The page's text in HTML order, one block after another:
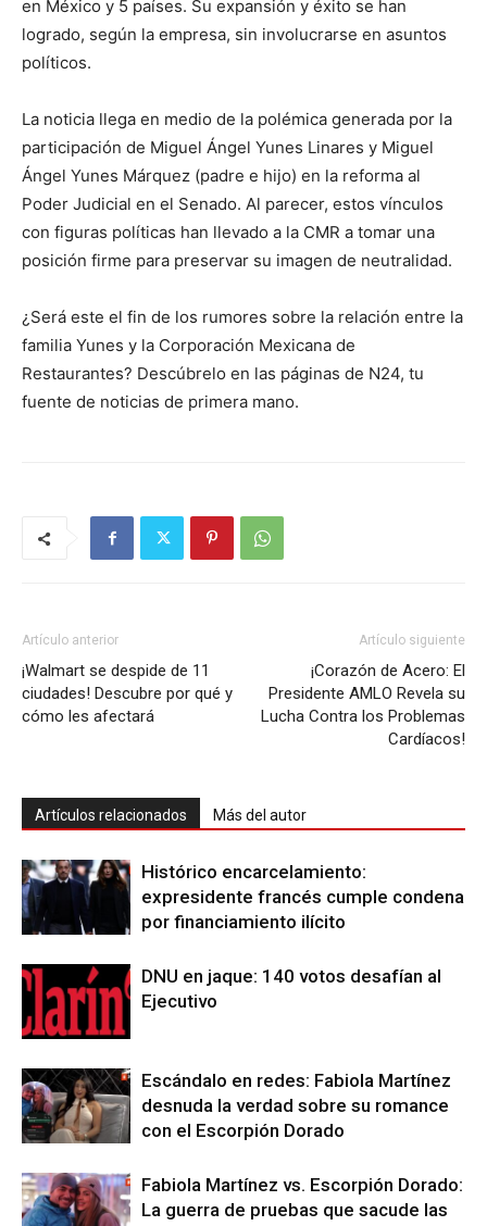
en México y 5 países. Su expansión y éxito se han
logrado, según la empresa, sin involucrarse en asuntos
políticos.
La noticia llega en medio de la polémica generada por la
participación de Miguel Ángel Yunes Linares y Miguel
Ángel Yunes Márquez (padre e hijo) en la reforma al
Poder Judicial en el Senado. Al parecer, estos vínculos
con figuras políticas han llevado a la CMR a tomar una
posición firme para preservar su imagen de neutralidad.
¿Será este el fin de los rumores sobre la relación entre la
familia Yunes y la Corporación Mexicana de
Restaurantes? Descúbrelo en las páginas de N24, tu
fuente de noticias de primera mano.
Artículo anterior
¡Walmart se despide de 11
ciudades! Descubre por qué y
cómo les afectará
Artículo siguiente
¡Corazón de Acero: El
Presidente AMLO Revela su
Lucha Contra los Problemas
Cardíacos!
Artículos relacionados Más del autor
Histórico encarcelamiento:
expresidente francés cumple condena
por financiamiento ilícito
DNU en jaque: 140 votos desafían al
Ejecutivo
Escándalo en redes: Fabiola Martínez
desnuda la verdad sobre su romance
con el Escorpión Dorado
Fabiola Martínez vs. Escorpión Dorado:
La guerra de pruebas que sacude las